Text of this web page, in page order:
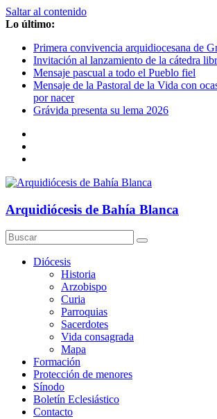
Saltar al contenido
Lo último:
Primera convivencia arquidiocesana de
Invitación al lanzamiento de la cátedra
Mensaje pascual a todo el Pueblo fiel
Mensaje de la Pastoral de la Vida con
por nacer
Grávida presenta su lema 2026
Arquidiócesis de Bahía Blanca
Diócesis
Historia
Arzobispo
Curia
Parroquias
Sacerdotes
Vida consagrada
Mapa
Formación
Protección de menores
Sínodo
Boletín Eclesiástico
Contacto